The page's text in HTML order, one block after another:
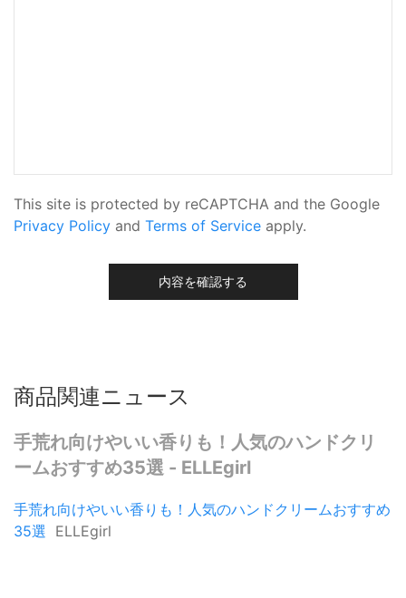
This site is protected by reCAPTCHA and the Google
Privacy Policy and Terms of Service apply.
内容を確認する
商品関連ニュース
手荒れ向けやいい香りも！人気のハンドクリ
ームおすすめ35選 - ELLEgirl
手荒れ向けやいい香りも！人気のハンドクリームおすすめ
35選 ELLEgirl